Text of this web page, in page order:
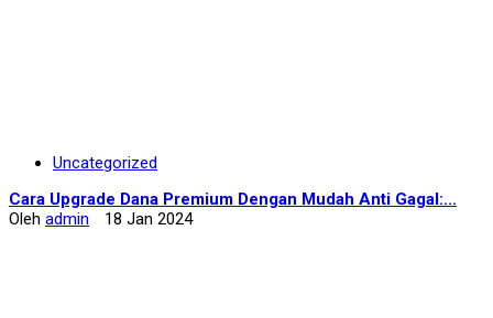
Uncategorized
Cara Upgrade Dana Premium Dengan Mudah Anti Gagal:...
Oleh admin 18 Jan 2024